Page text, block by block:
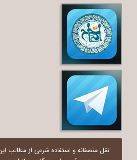
نقل منصفانه و استفاده شرعی از مطالب